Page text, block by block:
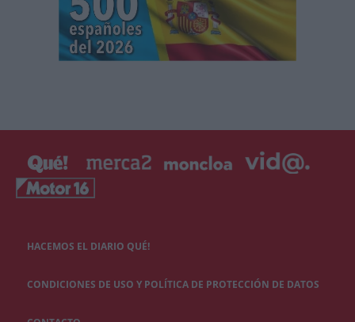
HACEMOS EL DIARIO QUÉ!
CONDICIONES DE USO Y POLÍTICA DE PROTECCIÓN DE DATOS